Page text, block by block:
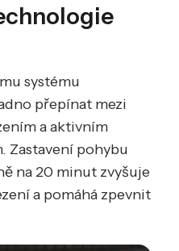
systému
přepínat mezi
a aktivním
Zastavení pohybu
na 20 minut zvyšuje
a pomáhá zpevnit